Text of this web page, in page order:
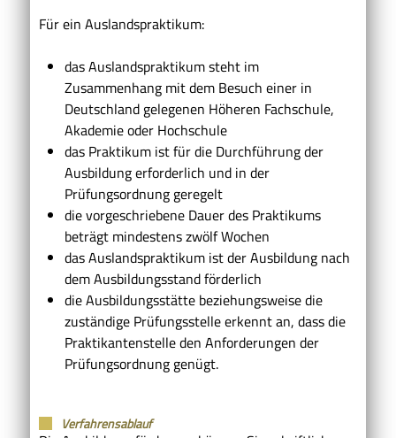
Für ein Auslandspraktikum:
das Auslandspraktikum steht im
Zusammenhang mit dem Besuch einer in
Deutschland gelegenen Höheren Fachschule,
Akademie oder Hochschule
das Praktikum ist für die Durchführung der
Ausbildung erforderlich und in der
Prüfungsordnung geregelt
die vorgeschriebene Dauer des Praktikums
beträgt mindestens zwölf Wochen
das Auslandspraktikum ist der Ausbildung nach
dem Ausbildungsstand förderlich
die Ausbildungsstätte beziehungsweise die
zuständige Prüfungsstelle erkennt an, dass die
Praktikantenstelle den Anforderungen der
Prüfungsordnung genügt.
Verfahrensablauf